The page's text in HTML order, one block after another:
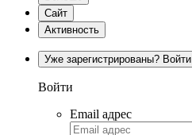
Сайт
Активность
Уже зарегистрированы? Войти
Войти
Email адрес